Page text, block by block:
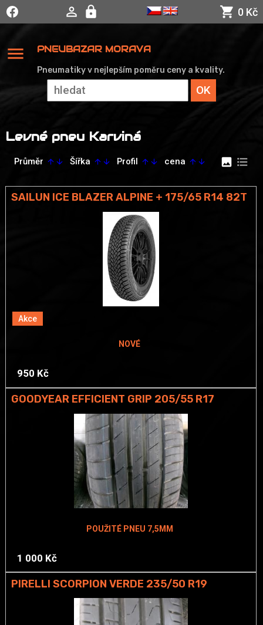
0 Kč
menu PNEUBAZAR MORAVA
Pneumatiky v nejlepším poměru ceny a kvality.
Levné pneu Karviná
Průměr arrow_upward arrow_downward Šířka arrow_upward arrow_downward Profil arrow_upward arrow_downward cena arrow_upward arrow_downward image format_list_bulleted
Akce
SAILUN ICE BLAZER ALPINE + 175/65 R14 82T
NOVÉ
950 Kč
GOODYEAR EFFICIENT GRIP 205/55 R17
POUŽITÉ PNEU 7,5MM
1 000 Kč
PIRELLI SCORPION VERDE 235/50 R19